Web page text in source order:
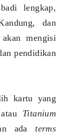
lengkap,
dan
mengisi
pendidikan
kartu yang
atau Titanium
adaterms